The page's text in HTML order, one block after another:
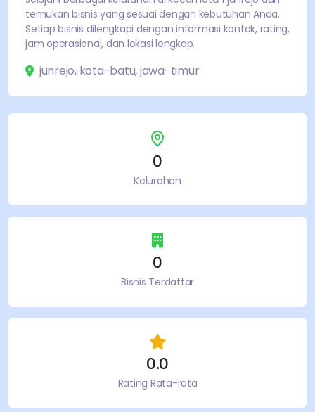
temukan bisnis yang sesuai dengan kebutuhan Anda.
Setiap bisnis dilengkapi dengan informasi kontak, rating,
jam operasional, dan lokasi lengkap.
junrejo, kota-batu,jawa-timur
0
Kelurahan
0
Bisnis Terdaftar
0.0
Rating Rata-rata